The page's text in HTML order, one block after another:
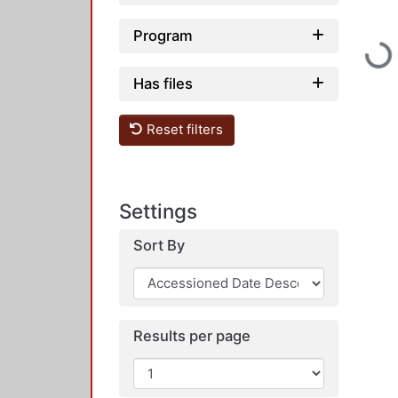
Program
Has files
Reset filters
Settings
Sort By
Results per page
Loading...